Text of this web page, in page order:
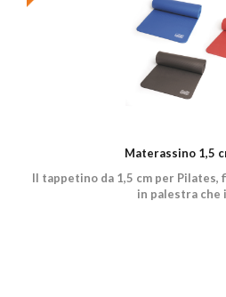
Materassino 1,5
Il tappetino da 1,5 cm per
in palestra che